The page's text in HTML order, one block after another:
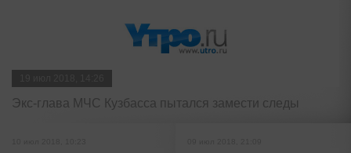
Экс-глава МЧС Кузбасса пытался замести следы